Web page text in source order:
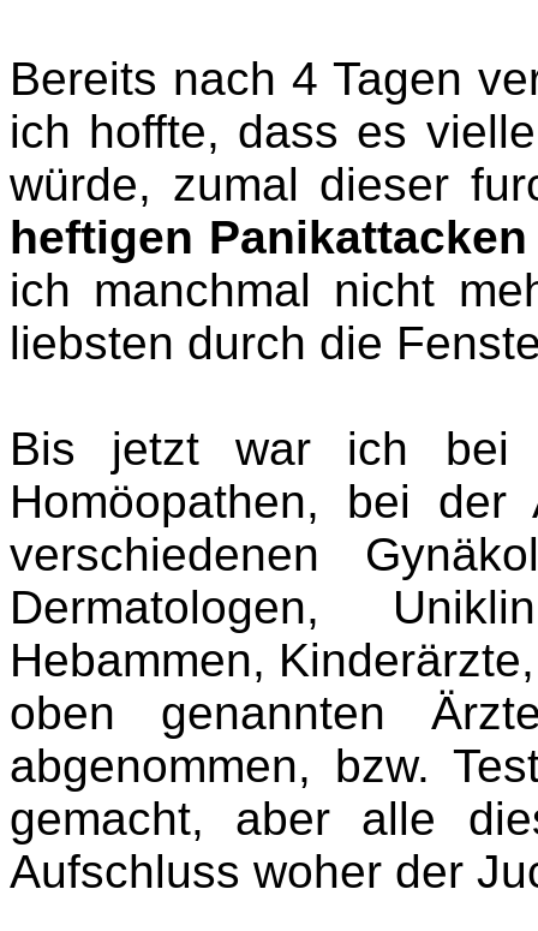
Bereits nach 4 Tagen
ich hoffte, dass es
würde, zumal dieser
heftigen Panikattacken
ich manchmal nicht
liebsten durch die
Bis jetzt war ich bei
Homöopathen, bei der
verschiedenen
Dermatologen,
Hebammen,
oben genannten
abgenommen, bzw.
gemacht, aber alle
Aufschluss woher der